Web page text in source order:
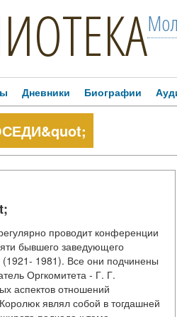
Дневники Биографии
проводит конференции
бывшего заведующего
1981). Все они подчинены
Оргкомитета - Г. Г.
аспектов отношений
являл собой в тогдашней